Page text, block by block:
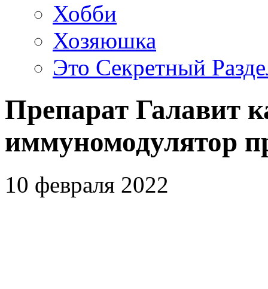
Хобби
Хозяюшка
Это Секретный
Препарат Галавит
иммуномодулятор
10 февраля 2022